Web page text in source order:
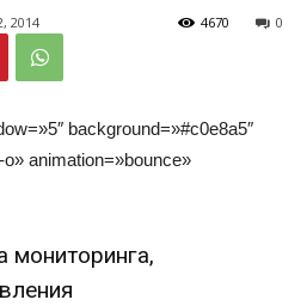
2014 0
4670
background=»#c0e8a5″
animation=»bounce»
мониторинга,